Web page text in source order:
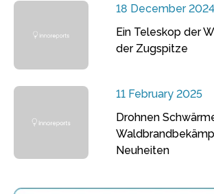
18 December 2024
Ein Teleskop der
der Zugspitze
11 February 2025
Drohnen
Neuheiten